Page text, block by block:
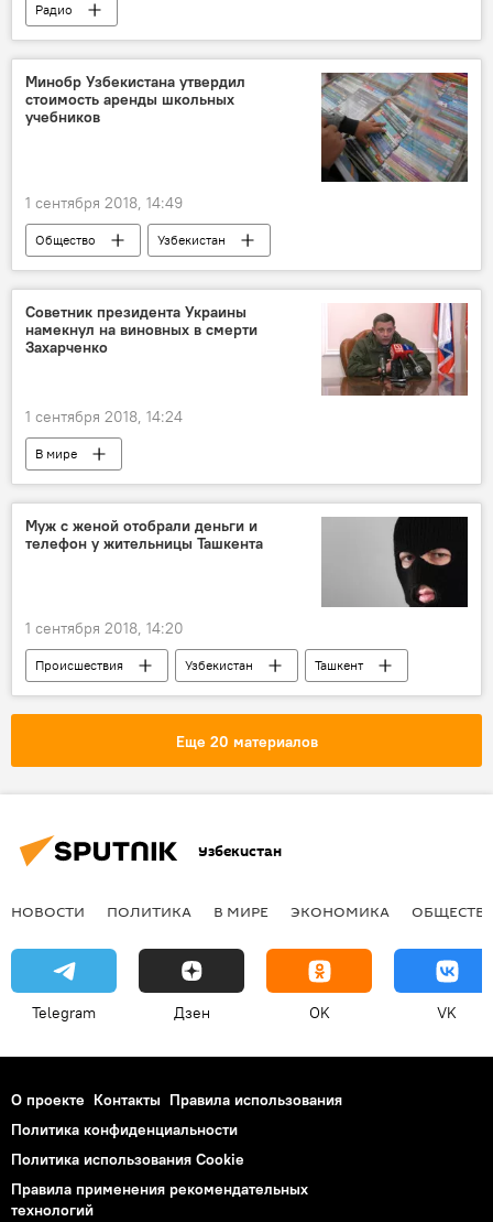
Радио
Минобр Узбекистана утвердил
стоимость аренды школьных
учебников
1 сентября 2018, 14:49
Общество
Узбекистан
Министерство народного образования Узбекистана
Школа
Советник президента Украины
намекнул на виновных в смерти
Захарченко
1 сентября 2018, 14:24
В мире
Муж с женой отобрали деньги и
телефон у жительницы Ташкента
1 сентября 2018, 14:20
Происшествия Узбекистан Ташкент
Еще 20 материалов
Узбекистан
НОВОСТИ ПОЛИТИКА В МИРЕ ЭКОНОМИКА
Telegram Дзен OK VK
О проекте Контакты Правила использования
Политика конфиденциальности
Политика использования Cookie
Правила применения рекомендательных
технологий